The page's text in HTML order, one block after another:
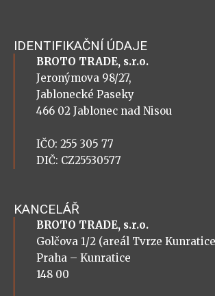
IDENTIFIKAČNÍ ÚDAJE
BROTO TRADE, s.r.o.
Jeronýmova 98/27,
Jablonecké Paseky
466 02 Jablonec nad Nisou
IČO: 255 305 77
DIČ: CZ25530577
KANCELÁŘ
BROTO TRADE, s.r.o.
Golčova 1/2 (areál Tvrze
Praha – Kunratice
148 00